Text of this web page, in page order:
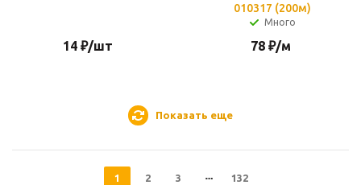
14 ₽/шт
010317 (200м)
Много
78 ₽/м
Показать еще
1 2 3 132